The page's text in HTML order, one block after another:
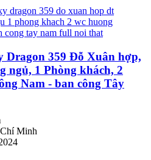
Dragon 359 Đỗ Xuân hợp,
ngủ, 1 Phòng khách, 2
Nam - ban công Tây
Minh